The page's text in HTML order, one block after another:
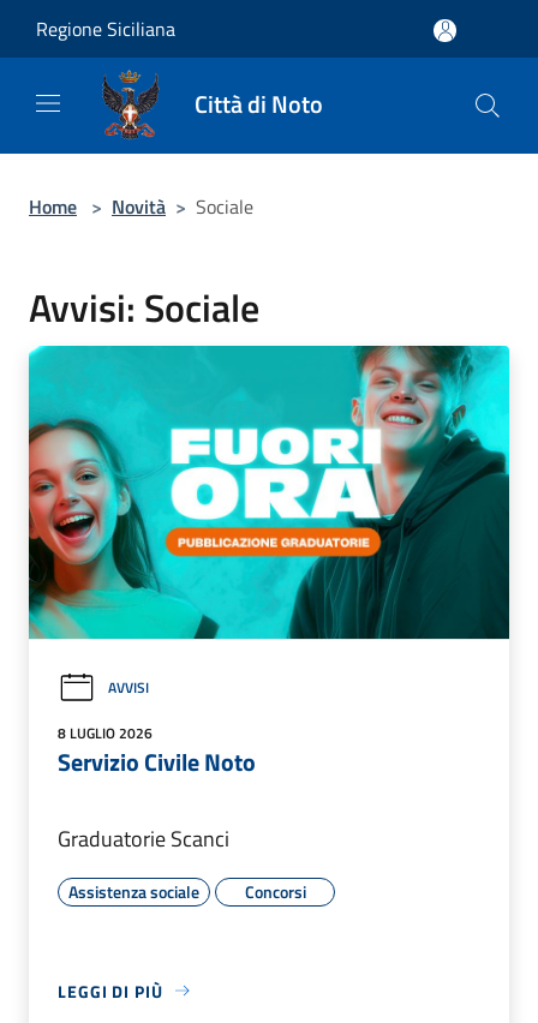
Regione Siciliana
Città di Noto
Home > Novità > Sociale
Avvisi: Sociale
AVVISI
8 LUGLIO 2026
Servizio Civile Noto
Graduatorie Scanci
Assistenza sociale Concorsi
LEGGI DI PIÙ